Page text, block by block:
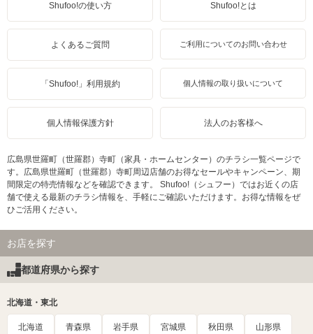
Shufoo!の使い方 Shufoo!とは
よくあるご質問 ご利用についてのお問い合わせ
「Shufoo!」利用規約 個人情報の取り扱いについて
個人情報保護方針 法人のお客様へ
広島県世羅町（世羅郡）寺町（家具・ホームセンター）のチラシ一覧ページで
す。広島県世羅町（世羅郡）寺町周辺店舗のお得なセールやキャンペーン、期
間限定の特売情報などを確認できます。 Shufoo!（シュフー）ではお近くの店
舗で使える最新のチラシ情報を、手軽にご確認いただけます。お得な情報をぜ
ひご活用ください。
お店を探す
都道府県から探す
北海道・東北
北海道 青森県 岩手県 宮城県 秋田県 山形県